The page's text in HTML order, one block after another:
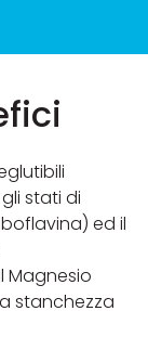
stati di
ed il
Magnesio
stanchezza